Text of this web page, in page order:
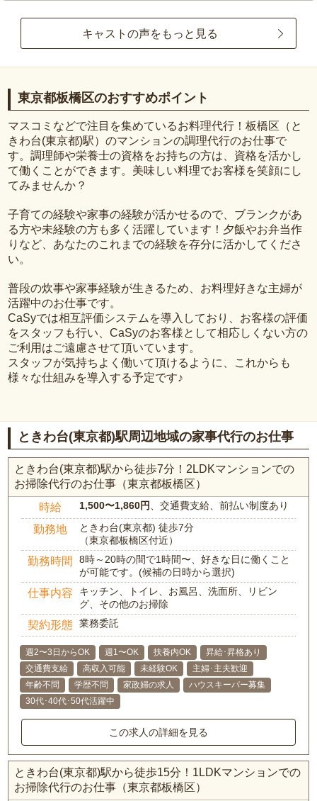
キャストの声をもっと見る
東京都板橋区のおすすめポイント
マスコミなどで注目を集めているお料理代行！板橋区（と
きわ台(東京都)駅）のマンションの調理代行のお仕事で
す。調理師や栄養士の資格をお持ちの方は、資格を活かし
て働くことができます。美味しい料理でお客様を笑顔にし
てみませんか？
子育ての経験や家事の経験が活かせるので、ブランクがあ
る方や未経験の方も多く活躍しています！夕飯やお弁当作
りなど、あなたのこれまでの経験を存分に活かしてくださ
い。
普段の炊事や家事経験が生きるため、お料理好きな主婦が
活躍中のお仕事です。
CaSyでは相互評価システムを導入しており、お客様の評価
をスタッフも行い、CaSyのお客様として相応しくない方の
ご利用はご遠慮させて頂いています。
スタッフが気持ちよく働いて頂けるように、これからも
様々な仕組みを導入する予定です♪
ときわ台(東京都)駅周辺地域の家事代行のお仕事
ときわ台(東京都)駅から徒歩7分！2LDKマンションでの
お掃除代行のお仕事（東京都板橋区）
時給 1,500〜1,860円、交通費支給、前払い制度あり
勤務地
ときわ台(東京都) 徒歩7分
（東京都板橋区付近）
勤務時間
8時～20時の間で1時間〜、好きな日に働くこと
が可能です。(候補の日時から選択)
仕事内容
キッチン、トイレ、お風呂、洗面所、リビン
グ、その他のお掃除
契約形態 業務委託
週2〜3日からOK 週1〜OK 扶養内OK
昇給･昇格あり
交通費支給
高収入可能 未経験OK
主婦･主夫歓迎
年齢不問
学歴不問 家政婦の求人
ハウスキーパー募集
30代･40代･50代活躍中
この求人の詳細を見る
ときわ台(東京都)駅から徒歩15分！1LDKマンションでの
お掃除代行のお仕事（東京都板橋区）